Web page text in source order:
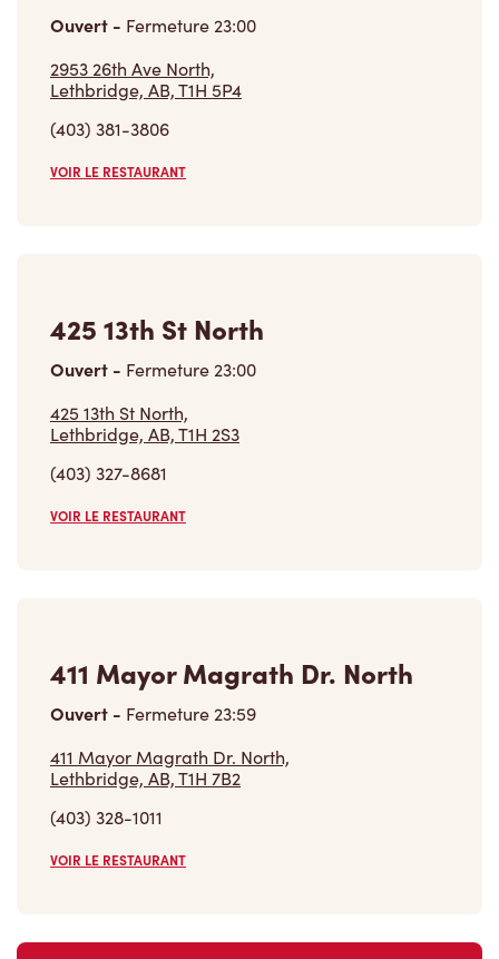
Ouvert - Fermeture23:00
2953 26th Ave North,
Lethbridge, AB, T1H 5P4
(403) 381-3806
VOIR LE RESTAURANT
425 13th St North
Ouvert - Fermeture23:00
425 13th St North,
Lethbridge, AB, T1H 2S3
(403) 327-8681
VOIR LE RESTAURANT
411 Mayor Magrath Dr. North
Ouvert - Fermeture23:59
411 Mayor Magrath Dr. North,
Lethbridge, AB, T1H 7B2
(403) 328-1011
VOIR LE RESTAURANT